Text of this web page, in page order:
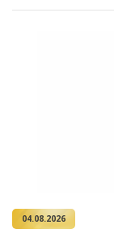
04.08.2026